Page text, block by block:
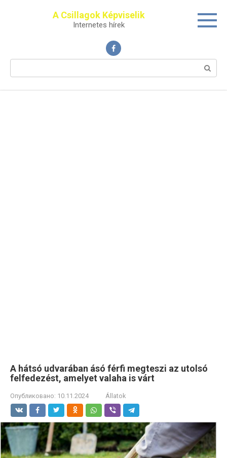
A Csillagok Képviselik
Internetes hírek
Поиск:
A hátsó udvarában ásó férfi megteszi az utolsó
felfedezést, amelyet valaha is várt
Опубликовано: 10.11.2024 Állatok